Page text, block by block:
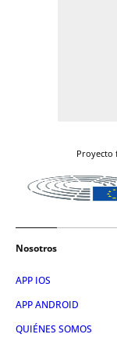
Proyecto
Nosotros
APP IOS
APP ANDROID
QUIÉNES SOMOS